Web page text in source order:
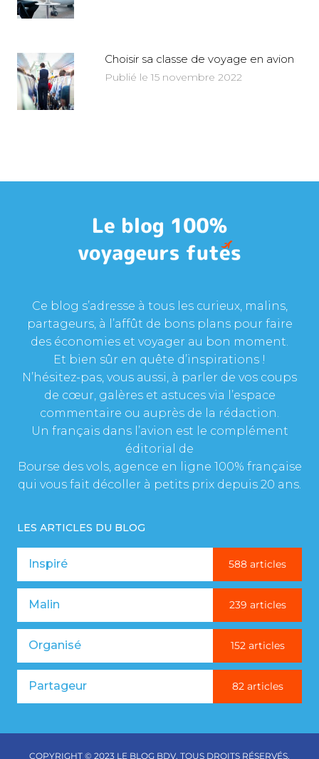
Choisir sa classe de voyage en avion
Publié le 15 novembre 2022
Ce blog s’adresse à tous les curieux, malins,
partageurs, à l’affût de bons plans pour faire
des économies et voyager au bon moment.
Et bien sûr en quête d’inspirations !
N’hésitez-pas, vous aussi, à parler de vos coups
de cœur, galères et astuces via l’espace
commentaire ou auprès de la rédaction.
Un français dans l’avion est le complément
éditorial de
Bourse des vols, agence en ligne 100% française
qui vous fait décoller à petits prix depuis 20 ans.
LES ARTICLES DU BLOG
Inspiré 588 articles
Malin 239 articles
Organisé 152 articles
Partageur 82 articles
COPYRIGHT © 2023 LE BLOG BDV. TOUS DROITS RÉSERVÉS.